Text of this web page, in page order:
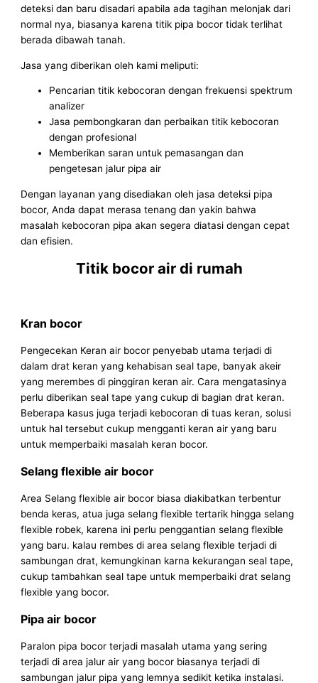
deteksi dan baru disadari apabila ada tagihan melonjak dari
normal nya, biasanya karena titik pipa bocor tidak terlihat
berada dibawah tanah.
Jasa yang diberikan oleh kami meliputi:
Pencarian titik kebocoran dengan frekuensi spektrum
analizer
Jasa pembongkaran dan perbaikan titik kebocoran
dengan profesional
Memberikan saran untuk pemasangan dan
pengetesan jalur pipa air
Dengan layanan yang disediakan oleh jasa deteksi pipa
bocor, Anda dapat merasa tenang dan yakin bahwa
masalah kebocoran pipa akan segera diatasi dengan cepat
dan efisien.
Titik bocor air di rumah
Kran bocor
Pengecekan Keran air bocor penyebab utama terjadi di
dalam drat keran yang kehabisan seal tape, banyak akeir
yang merembes di pinggiran keran air. Cara mengatasinya
perlu diberikan seal tape yang cukup di bagian drat keran.
Beberapa kasus juga terjadi kebocoran di tuas keran, solusi
untuk hal tersebut cukup mengganti keran air yang baru
untuk memperbaiki masalah keran bocor.
Selang flexible air bocor
Area Selang flexible air bocor biasa diakibatkan terbentur
benda keras, atua juga selang flexible tertarik hingga selang
flexible robek, karena ini perlu penggantian selang flexible
yang baru. kalau rembes di area selang flexible terjadi di
sambungan drat, kemungkinan karna kekurangan seal tape,
cukup tambahkan seal tape untuk memperbaiki drat selang
flexible yang bocor.
Pipa air bocor
Paralon pipa bocor terjadi masalah utama yang sering
terjadi di area jalur air yang bocor biasanya terjadi di
sambungan jalur pipa yang lemnya sedikit ketika instalasi.